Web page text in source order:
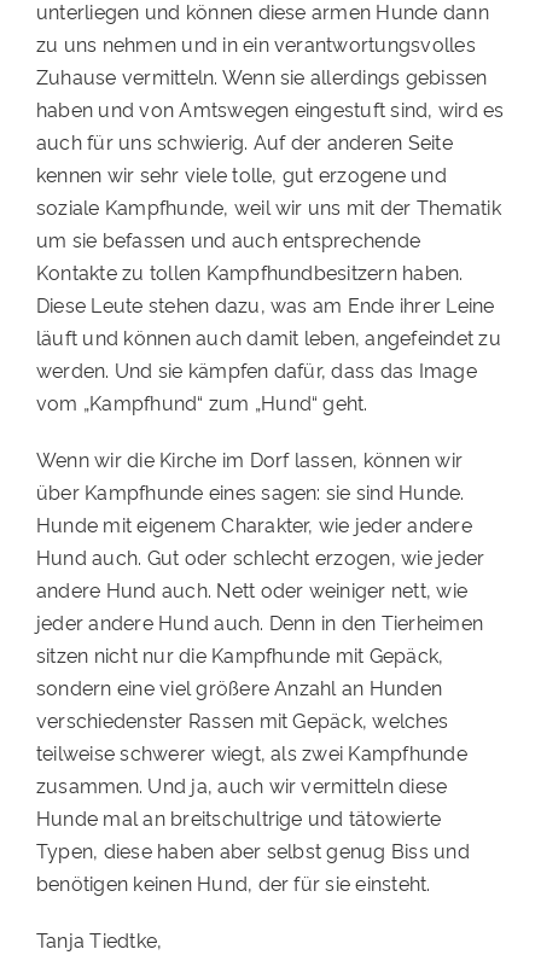
unterliegen und können diese armen Hunde dann
zu uns nehmen und in ein verantwortungsvolles
Zuhause vermitteln. Wenn sie allerdings gebissen
haben und von Amtswegen eingestuft sind, wird es
auch für uns schwierig. Auf der anderen Seite
kennen wir sehr viele tolle, gut erzogene und
soziale Kampfhunde, weil wir uns mit der Thematik
um sie befassen und auch entsprechende
Kontakte zu tollen Kampfhundbesitzern haben.
Diese Leute stehen dazu, was am Ende ihrer Leine
läuft und können auch damit leben, angefeindet zu
werden. Und sie kämpfen dafür, dass das Image
vom „Kampfhund“ zum „Hund“ geht.
Wenn wir die Kirche im Dorf lassen, können wir
über Kampfhunde eines sagen: sie sind Hunde.
Hunde mit eigenem Charakter, wie jeder andere
Hund auch. Gut oder schlecht erzogen, wie jeder
andere Hund auch. Nett oder weiniger nett, wie
jeder andere Hund auch. Denn in den Tierheimen
sitzen nicht nur die Kampfhunde mit Gepäck,
sondern eine viel größere Anzahl an Hunden
verschiedenster Rassen mit Gepäck, welches
teilweise schwerer wiegt, als zwei Kampfhunde
zusammen. Und ja, auch wir vermitteln diese
Hunde mal an breitschultrige und tätowierte
Typen, diese haben aber selbst genug Biss und
benötigen keinen Hund, der für sie einsteht.
Tanja Tiedtke,